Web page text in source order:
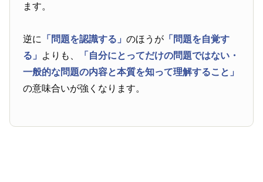
ます。
逆に 「問題を認識する」のほうが 「問題を自覚す
る」 よりも、
「自分にとってだけの問題ではない・
一般的な問題の内容と本質を知って理解すること」
の意味合いが強くなります。